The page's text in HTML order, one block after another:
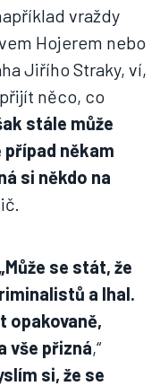
vraždy
Hojerem nebo
Jiřího Straky, ví,
něco, co
stále může
někam
si někdo na
se stát, že
a lhal.
opakovaně,
vše přizná,“
si, že se